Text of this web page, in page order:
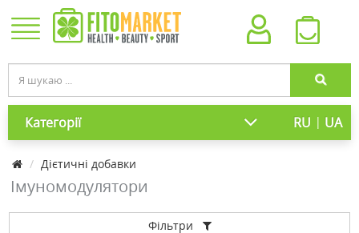
Категорії RU | UA
Дієтичні добавки
Імуномодулятори
Фільтри